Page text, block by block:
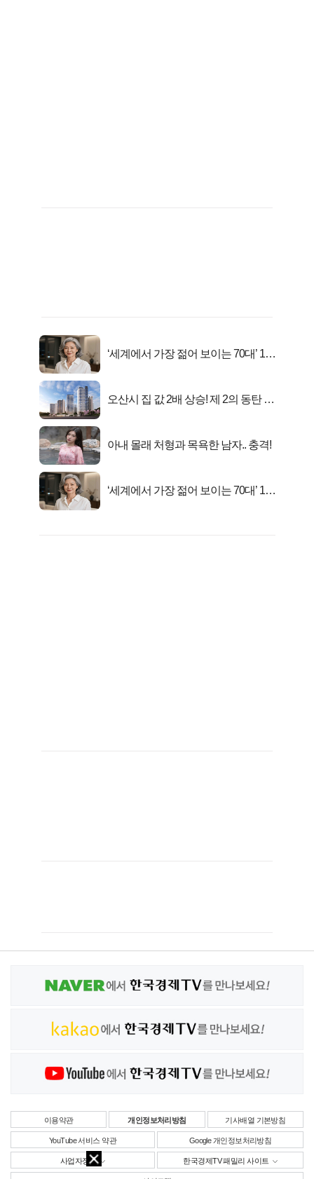
‘세계에서 가장 젊어 보이는 70대’ 1위
오산시 집 값 2배 상승! 제 2의 동탄 신
아내 몰래 처형과 목욕한 남자.. 충격!
‘세계에서 가장 젊어 보이는 70대’ 1위
이용약관 개인정보처리방침 기사배열 기본방침
YouTube 서비스 약관 Google 개인정보처리방침
사업자정보 한국경제TV 패밀리 사이트